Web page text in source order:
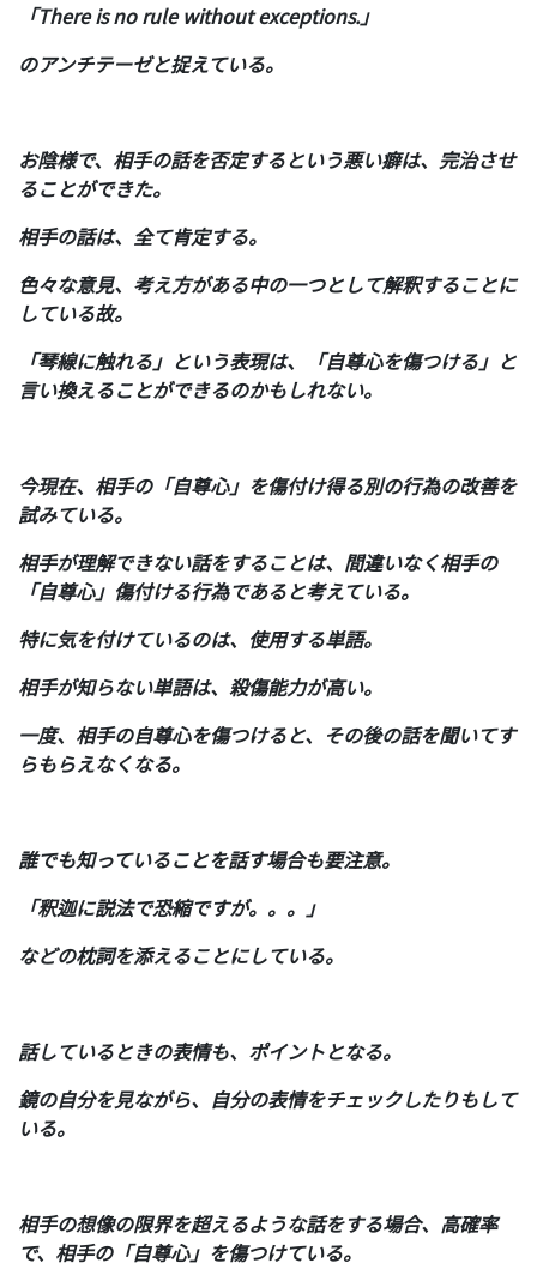
「There is no rule without exceptions.」
のアンチテーゼと捉えている。
お陰様で、相手の話を否定するという悪い癖は、完治させ
ることができた。
相手の話は、全て肯定する。
色々な意見、考え方がある中の一つとして解釈することに
している故。
「琴線に触れる」という表現は、「自尊心を傷つける」と
言い換えることができるのかもしれない。
今現在、相手の「自尊心」を傷付け得る別の行為の改善を
試みている。
相手が理解できない話をすることは、間違いなく相手の
「自尊心」傷付ける行為であると考えている。
特に気を付けているのは、使用する単語。
相手が知らない単語は、殺傷能力が高い。
一度、相手の自尊心を傷つけると、その後の話を聞いてす
らもらえなくなる。
誰でも知っていることを話す場合も要注意。
「釈迦に説法で恐縮ですが。。。」
などの枕詞を添えることにしている。
話しているときの表情も、ポイントとなる。
鏡の自分を見ながら、自分の表情をチェックしたりもして
いる。
相手の想像の限界を超えるような話をする場合、高確率
で、相手の「自尊心」を傷つけている。